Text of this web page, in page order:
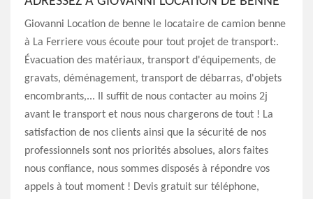
Giovanni Location de benne le locataire de camion benne
à La Ferriere vous écoute pour tout projet de transport:.
Évacuation des matériaux, transport d'équipements, de
gravats, déménagement, transport de débarras, d'objets
encombrants,... Il suffit de nous contacter au moins 2j
avant le transport et nous nous chargerons de tout ! La
satisfaction de nos clients ainsi que la sécurité de nos
professionnels sont nos priorités absolues, alors faites
nous confiance, nous sommes disposés à répondre vos
appels à tout moment ! Devis gratuit sur téléphone,